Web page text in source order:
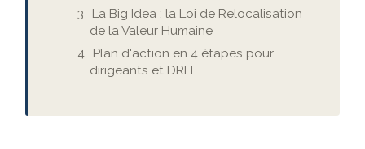
La Big Idea : la Loi de Relocalisation
de la Valeur Humaine
Plan d'action en 4 étapes pour
dirigeants et DRH